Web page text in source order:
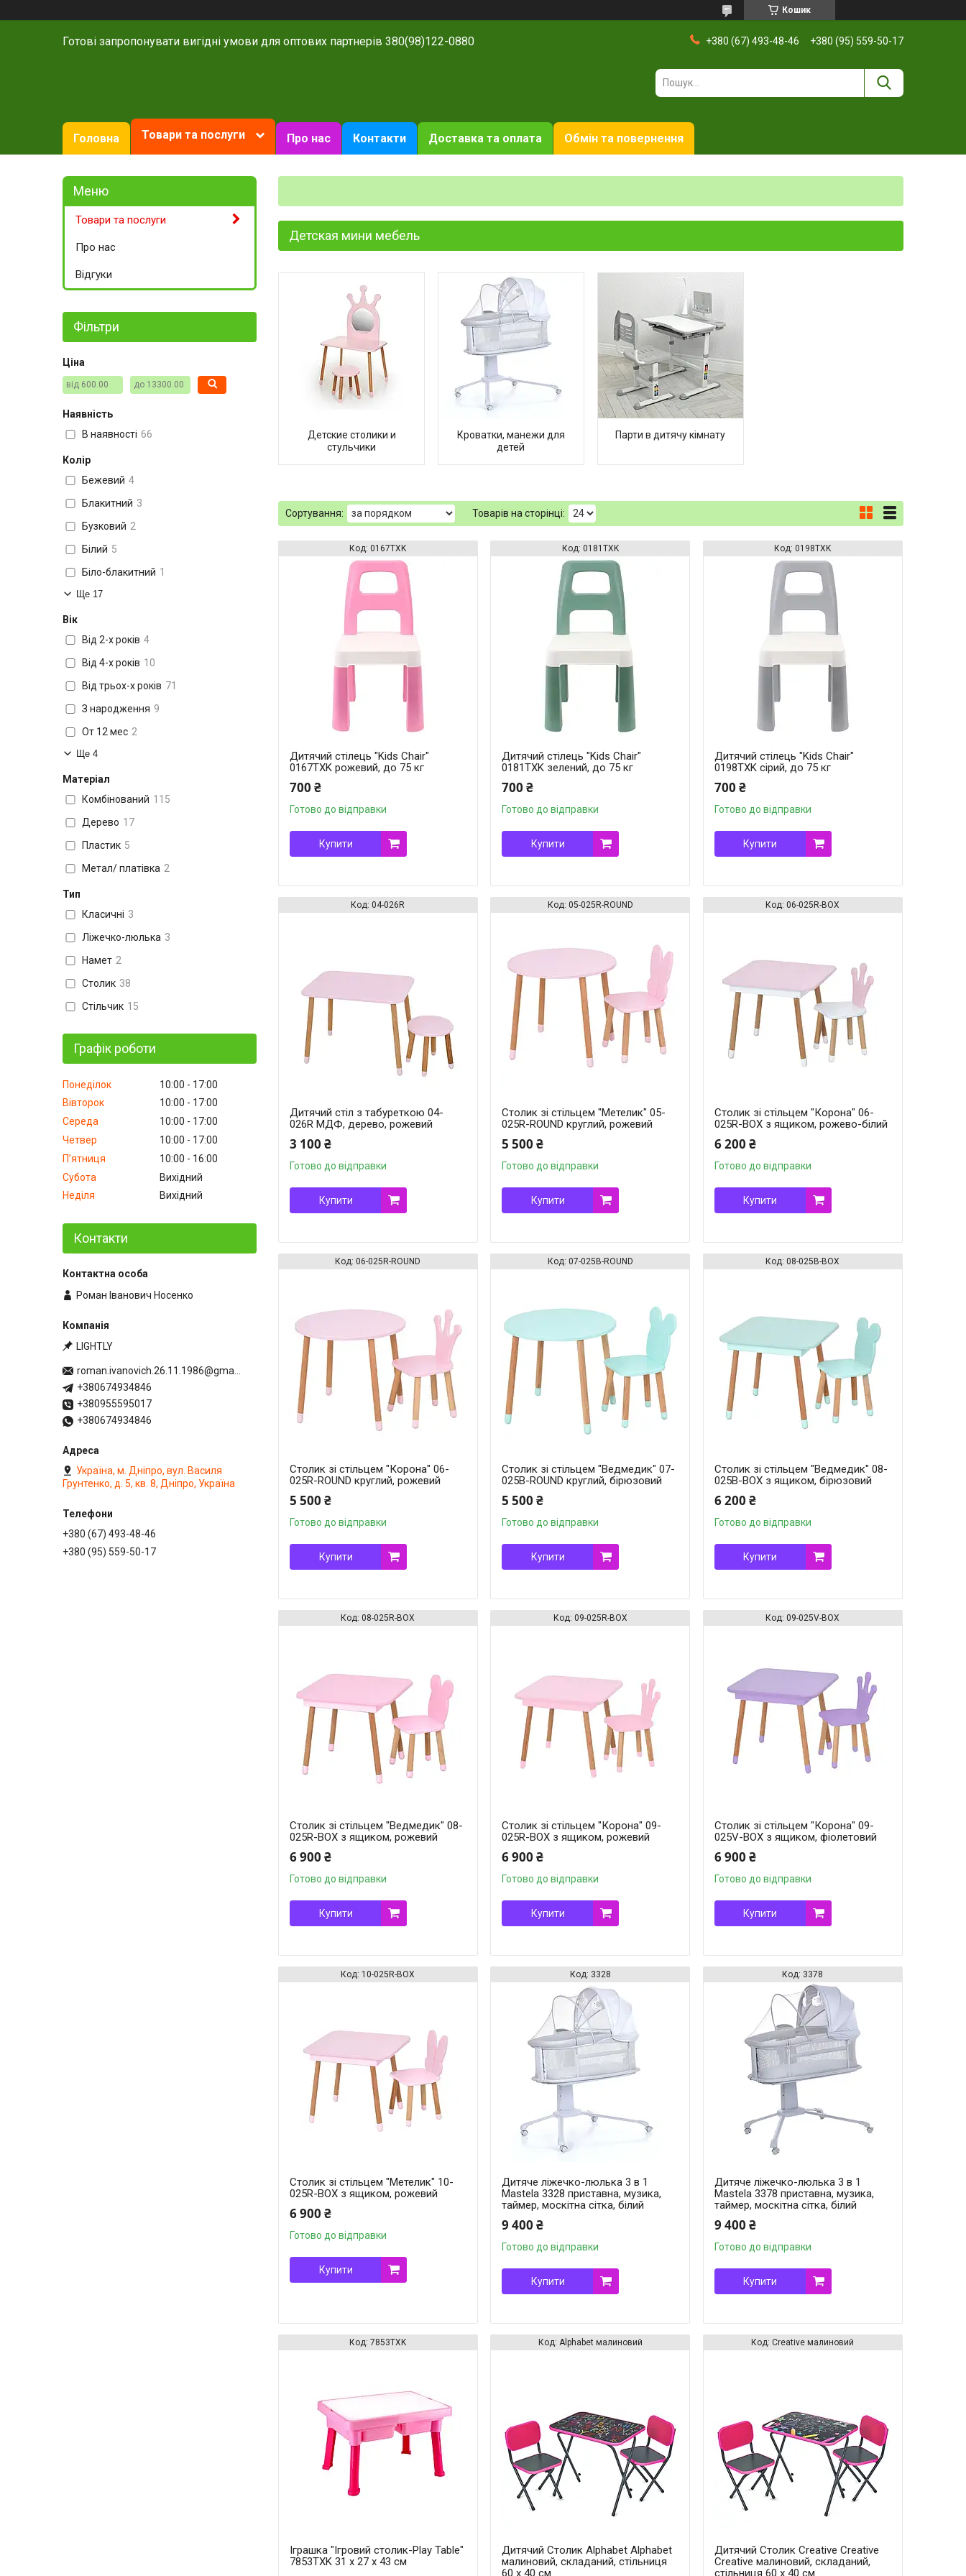
Кошик
Готові запропонувати вигідні умови для оптових партнерів 380(98)122-0880 +380 (67) 493-48-46 +380 (95) 559-50-17
Головна Товари та послуги Про нас Контакти Доставка та оплата Обмін та повернення
Детская мини мебель
Детские столики и
стульчики
Кроватки, манежи для
детей
Парти в дитячу кімнату
0167TXK
Дитячий стілець "Kids Chair"
0167TXK рожевий, до 75 кг
700 ₴
Готово до відправки
Купити
0181TXK
Дитячий стілець "Kids Chair"
0181TXK зелений, до 75 кг
700 ₴
Готово до відправки
Купити
0198TXK
Дитячий стілець "Kids Chair"
0198TXK сірий, до 75 кг
700 ₴
Готово до відправки
Купити
04-026R
Дитячий стіл з табуреткою 04-
026R МДФ, дерево, рожевий
3 100 ₴
Готово до відправки
Купити
05-025R-ROUND
Столик зі стільцем "Метелик" 05-
025R-ROUND круглий, рожевий
5 500 ₴
Готово до відправки
Купити
06-025R-BOX
Столик зі стільцем "Корона" 06-
025R-BOX з ящиком, рожево-білий
6 200 ₴
Готово до відправки
Купити
06-025R-ROUND
Столик зі стільцем "Корона" 06-
025R-ROUND круглий, рожевий
5 500 ₴
Готово до відправки
Купити
07-025B-ROUND
Столик зі стільцем "Ведмедик" 07-
025B-ROUND круглий, бірюзовий
5 500 ₴
Готово до відправки
Купити
08-025B-BOX
Столик зі стільцем "Ведмедик" 08-
025B-BOX з ящиком, бірюзовий
6 200 ₴
Готово до відправки
Купити
08-025R-BOX
Столик зі стільцем "Ведмедик" 08-
025R-BOX з ящиком, рожевий
6 900 ₴
Готово до відправки
Купити
09-025R-BOX
Столик зі стільцем "Корона" 09-
025R-BOX з ящиком, рожевий
6 900 ₴
Готово до відправки
Купити
09-025V-BOX
Столик зі стільцем "Корона" 09-
025V-BOX з ящиком, фіолетовий
6 900 ₴
Готово до відправки
Купити
10-025R-BOX
Столик зі стільцем "Метелик" 10-
025R-BOX з ящиком, рожевий
6 900 ₴
Готово до відправки
Купити
3328
Дитяче ліжечко-люлька 3 в 1
Mastela 3328 приставна, музика,
таймер, москітна сітка, білий
9 400 ₴
Готово до відправки
Купити
3378
Дитяче ліжечко-люлька 3 в 1
Mastela 3378 приставна, музика,
таймер, москітна сітка, білий
9 400 ₴
Готово до відправки
Купити
7853TXK
Іграшка "Ігровий столик-Play Table"
7853TXK 31 x 27 х 43 см
Alphabet малиновий
Дитячий Столик Alphabet Alphabet
малиновий, складаний, стільниця
60 х 40 см
Creative малиновий
Дитячий Столик Creative Creative
Creative малиновий, складаний,
стільниця 60 х 40 см
Товари та послуги
Про нас
Відгуки
Фільтри
Ціна
Наявність
В наявності 66
Колір
Бежевий 4
Блакитний 3
Бузковий 2
Білий 5
Біло-блакитний 1
Ще 17
Вік
Від 2-х років 4
Від 4-х років 10
Від трьох-х років 71
З народження 9
От 12 мес 2
Ще 4
Матеріал
Комбінований 115
Дерево 17
Пластик 5
Метал/ платівка 2
Тип
Класичні 3
Ліжечко-люлька 3
Намет 2
Столик 38
Стільчик 15
Графік роботи
Понеділок 10:00
17:00
Вівторок
10:00
17:00
Середа
10:00
17:00
Четвер
10:00
17:00
Пʼятниця
10:00
16:00
Субота
Вихідний
Неділя
Вихідний
Контакти
Роман Іванович Носенко
LIGHTLY
roman.ivanovich.26.11.1986@gmail.com
+380674934846
+380955595017
+380674934846
Україна, м. Дніпро, вул. Василя
Грунтенко, д. 5, кв. 8, Дніпро, Україна
+380 (67) 493-48-46
+380 (95) 559-50-17